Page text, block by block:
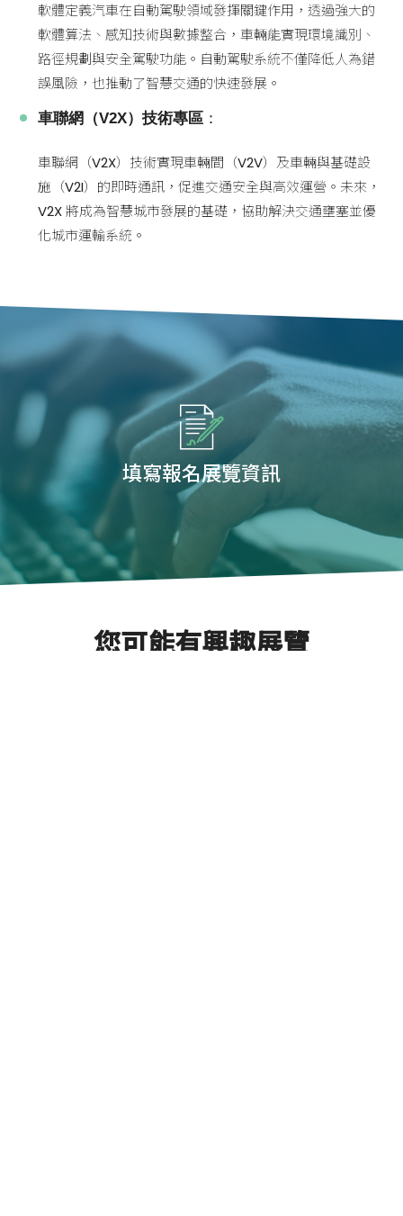
軟體定義汽車在自動駕駛領域發揮關鍵作用，透過強大的
軟體算法、感知技術與數據整合，車輛能實現環境識別、
路徑規劃與安全駕駛功能。自動駕駛系統不僅降低人為錯
誤風險，也推動了智慧交通的快速發展。
車聯網（V2X）技術專區 ：
車聯網（V2X）技術實現車輛間（V2V）及車輛與基礎設
施（V2I）的即時通訊，促進交通安全與高效運營。未來，
V2X 將成為智慧城市發展的基礎，協助解決交通壅塞並優
化城市運輸系統。
填寫報名展覽資訊
您可能有興趣展覽